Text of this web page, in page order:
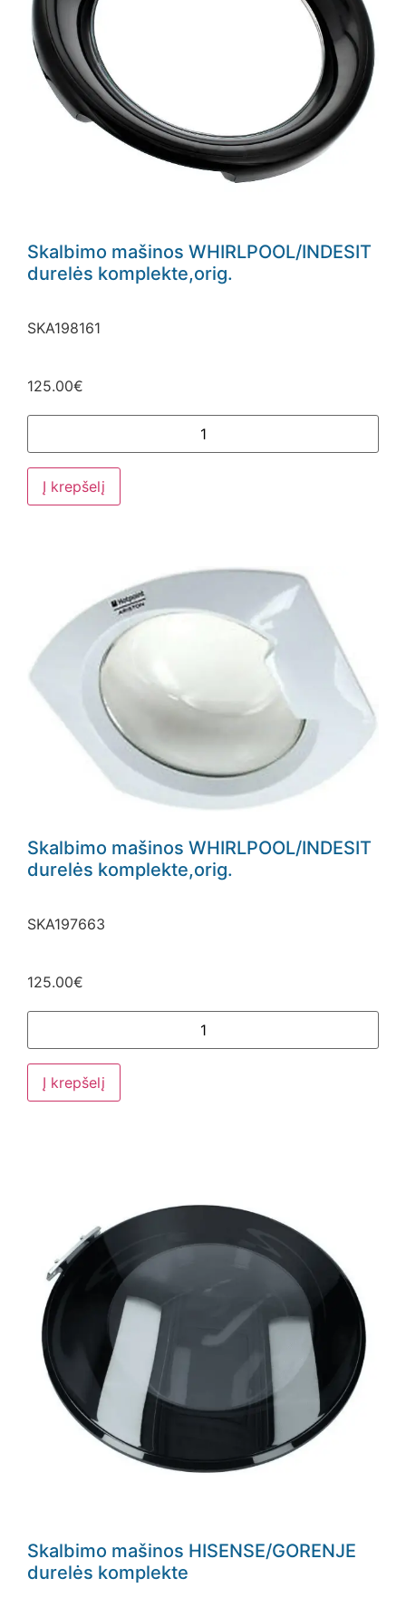
Skalbimo mašinos WHIRLPOOL/INDESIT
durelės komplekte,orig.
SKA198161
125.00€
Į krepšelį
Skalbimo mašinos WHIRLPOOL/INDESIT
durelės komplekte,orig.
SKA197663
125.00€
Į krepšelį
Skalbimo mašinos HISENSE/GORENJE
durelės komplekte